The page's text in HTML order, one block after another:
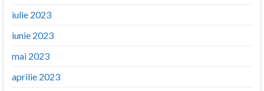
iulie 2023
iunie 2023
mai 2023
aprilie 2023